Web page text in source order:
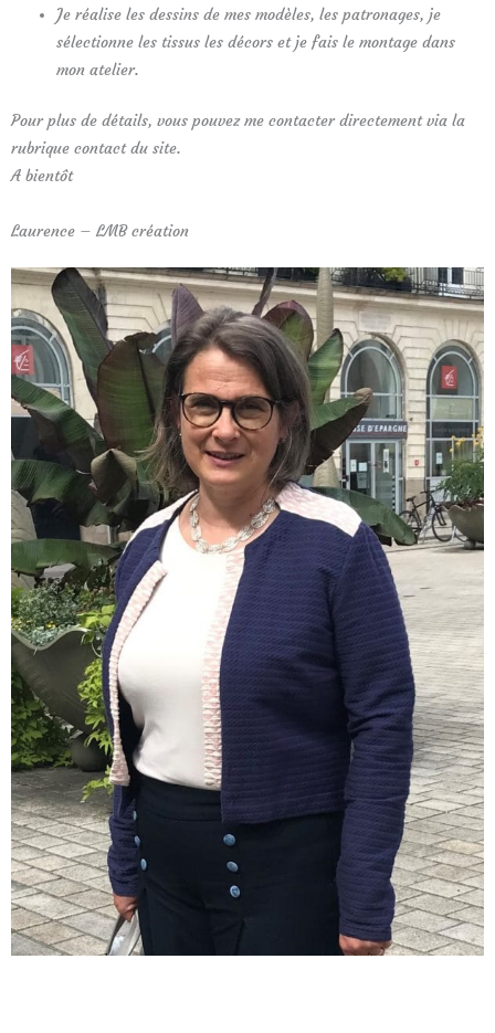
Je réalise les dessins de mes modèles, les patronages, je
sélectionne les tissus les décors et je fais le montage dans
mon atelier.
Pour plus de détails, vous pouvez me contacter directement via la
rubrique contact du site.
A bientôt
Laurence – LMB création